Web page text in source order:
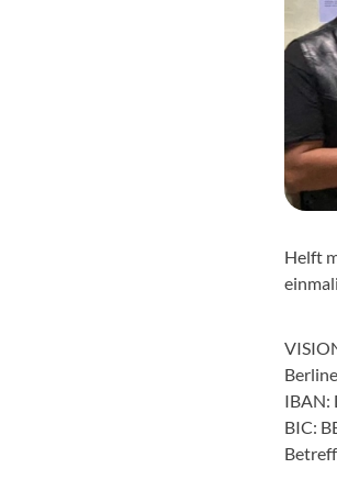
Helft
IBAN:
BIC: